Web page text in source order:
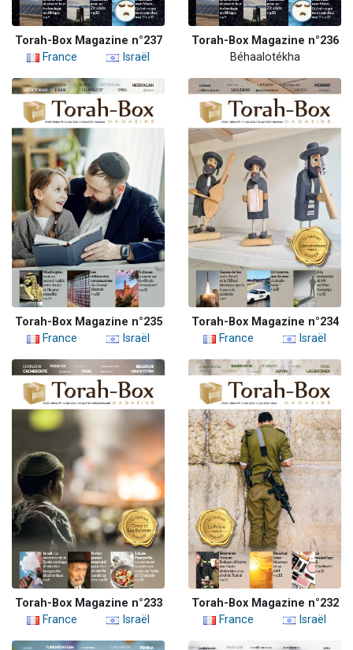
Torah-Box Magazine n°237
France
Israël
Torah-Box Magazine n°236
Béhaalotékha
Torah-Box Magazine n°235
France
Israël
Torah-Box Magazine n°234
France
Israël
Torah-Box Magazine n°233
France
Israël
Torah-Box Magazine n°232
France
Israël